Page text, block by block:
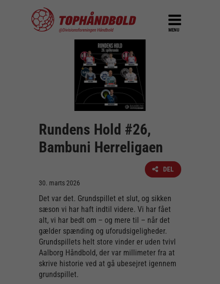
MENU
Rundens Hold #26,
Bambuni Herreligaen
DEL
30. marts 2026
Det var det. Grundspillet et slut, og sikken
sæson vi har haft indtil videre. Vi har fået
alt, vi har bedt om – og mere til – når det
gælder spænding og uforudsigeligheder.
Grundspillets helt store vinder er uden tvivl
Aalborg Håndbold, der var millimeter fra at
skrive historie ved at gå ubesejret igennem
grundspillet.